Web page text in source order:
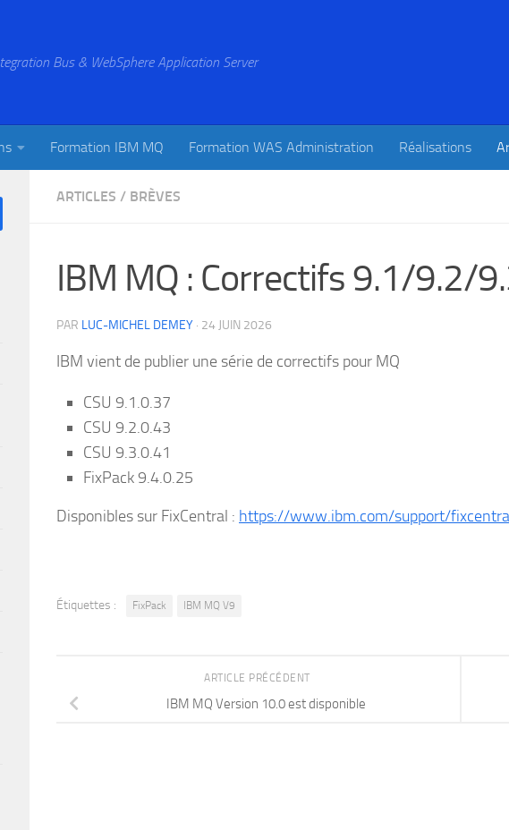
Bus & WebSphere Application Server
Formation IBM MQ Formation WAS Administration Réalisations
ARTICLES / BRÈVES
IBM MQ : Correctifs 9.1/9.2/
PAR LUC-MICHEL DEMEY · 24 JUIN 2026
IBM vient de publier une série de correctifs pour MQ
CSU 9.1.0.37
CSU 9.2.0.43
CSU 9.3.0.41
FixPack 9.4.0.25
Disponibles sur FixCentral : https://www.ibm.com/support/
Étiquettes : FixPack IBM MQ V9
ARTICLE PRÉCÉDENT
IBM MQ Version 10.0 est disponible